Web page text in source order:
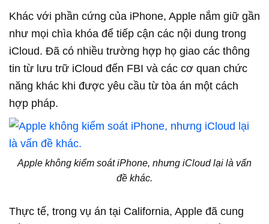
Khác với phần cứng của iPhone, Apple nắm giữ gần
như mọi chìa khóa để tiếp cận các nội dung trong
iCloud. Đã có nhiều trường hợp họ giao các thông
tin từ lưu trữ iCloud đến FBI và các cơ quan chức
năng khác khi được yêu cầu từ tòa án một cách
hợp pháp.
Apple không kiểm soát iPhone, nhưng iCloud lại là vấn
đề khác.
Thực tế, trong vụ án tại California, Apple đã cung